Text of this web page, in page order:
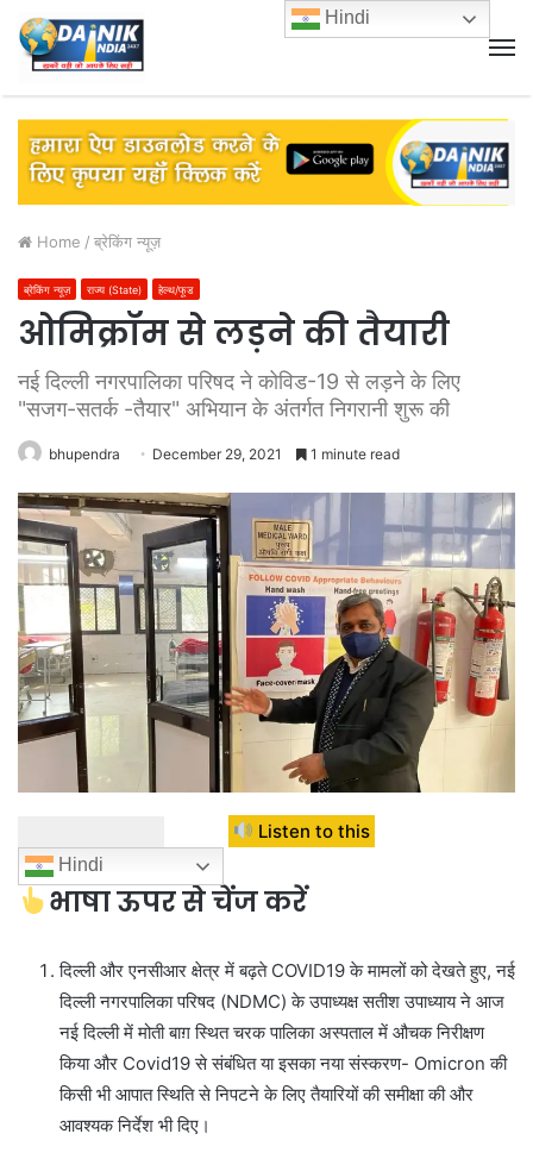
Home / ब्रेकिंग न्यूज़
ब्रेकिंग न्यूज़ राज्य (State) हेल्थ/फूड
ओमिक्रॉम से लड़ने की तैयारी
नई दिल्ली नगरपालिका परिषद ने कोविड-19 से लड़ने के लिए
"सजग-सतर्क -तैयार" अभियान के अंतर्गत निगरानी शुरू की
bhupendra December 29, 2021 1 minute read
Listen to this
Hindi
भाषा ऊपर से चेंज करें
दिल्ली और एनसीआर क्षेत्र में बढ़ते COVID19 के मामलों को देखते हुए, नई
दिल्ली नगरपालिका परिषद (NDMC) के उपाध्यक्ष सतीश उपाध्याय ने आज
नई दिल्ली में मोती बाग़ स्थित चरक पालिका अस्पताल में औचक निरीक्षण
किया और Covid19 से संबंधित या इसका नया संस्करण- Omicron की
किसी भी आपात स्थिति से निपटने के लिए तैयारियों की समीक्षा की और
आवश्यक निर्देश भी दिए।
Hindi